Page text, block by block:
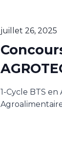
juillet 26, 2025
1-Cycle BTS